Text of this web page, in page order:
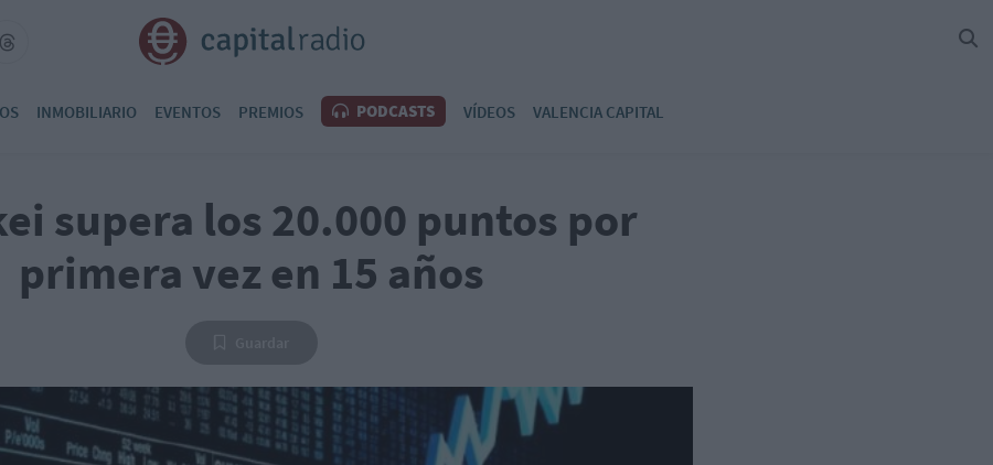
INMOBILIARIO EVENTOS PREMIOS PODCASTS VÍDEOS VALENCIA CAPITAL
supera los 20.000 puntos por
primera vez en 15 años